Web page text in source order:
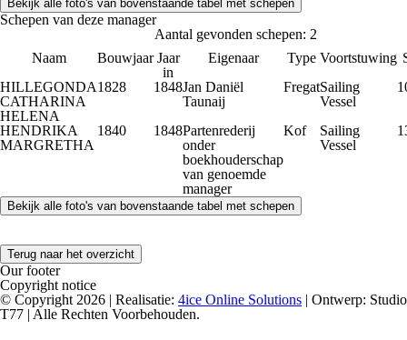
Schepen van deze manager
Aantal gevonden schepen: 2
Naam
Bouwjaar Jaar
in
Eigenaar Type Voortstuwing
HILLEGONDA
CATHARINA
HELENA
1828 1848Jan Daniël
Taunaij
FregatSailing
Vessel
HENDRIKA
MARGRETHA
1840 1848Partenrederij
onder
boekhouderschap
van genoemde
manager
Kof
Sailing
Vessel
Terug naar het overzicht
Our footer
Copyright notice
© Copyright 2026 | Realisatie: 4ice Online Solutions | Ontwerp: Studio
T77 | Alle Rechten Voorbehouden.